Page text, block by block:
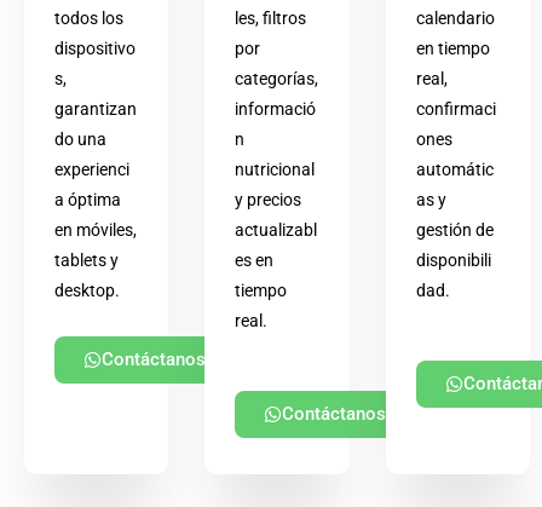
todos los
dispositivo
s,
garantizan
do una
experienci
a óptima
en móviles,
tablets y
desktop.
Contáctanos
les, filtros
por
categorías,
informació
n
nutricional
y precios
actualizabl
es en
tiempo
real.
Contáctanos
calendario
en tiempo
real,
confirmaci
ones
automátic
as y
gestión de
disponibili
dad.